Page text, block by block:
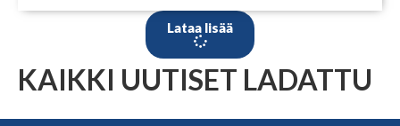
Lataa lisää
KAIKKI UUTISET LADATTU